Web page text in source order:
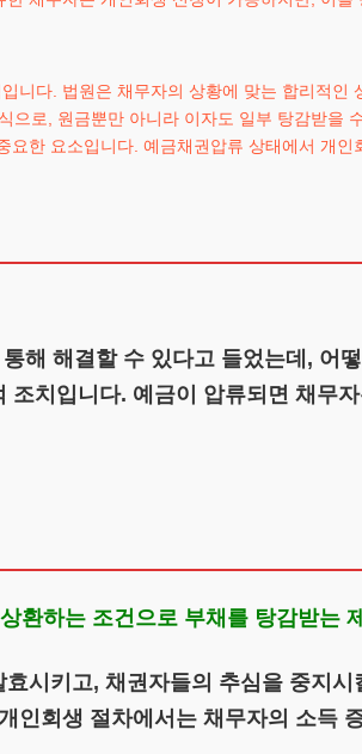
니다. 법원은 채무자의 상황에 맞는 합리적인
로, 원금뿐만 아니라 이자도 일부 탕감받을
한 요소입니다. 예금채권압류 상태에서 개
해 해결할 수 있다고 들었는데, 어
치입니다. 예금이 압류되면 채무
환하는 조건으로 부채를 탕감받는
시키고, 채권자들의 추심을 중지
인회생 절차에서는 채무자의 소득